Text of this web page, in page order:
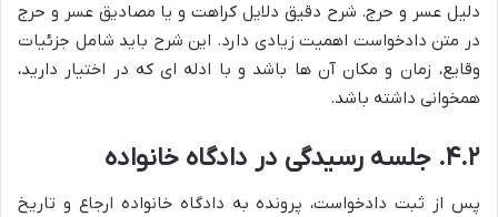
دلیل عسر و حرج. شرح دقیق دلایل کراهت و یا مصادیق عسر و حرج
در متن دادخواست اهمیت زیادی دارد. این شرح باید شامل جزئیات
وقایع، زمان و مکان آن ها باشد و با ادله ای که در اختیار دارید،
همخوانی داشته باشد.
۴.۲. جلسه رسیدگی در دادگاه خانواده
پس از ثبت دادخواست، پرونده به دادگاه خانواده ارجاع و تاریخ